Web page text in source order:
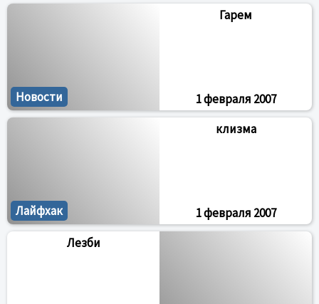
Новости
Гарем
1 февраля 2007
Лайфхак
клизма
1 февраля 2007
Лезби